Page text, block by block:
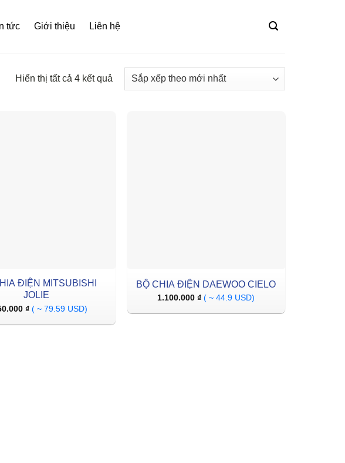
tức Giới thiệu Liên hệ
Hiển thị tất cả 4 kết quả
sắp
ĐIỆN MITSUBISHI
JOLIE
₫ ( ~ 79.59 USD)
BỘ CHIA ĐIỆN DAEWOO CIELO
1.100.000₫ ( ~ 44.9 USD)